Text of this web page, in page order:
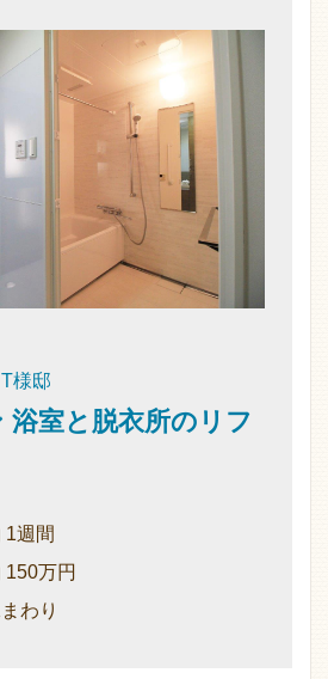
様邸
浴室と脱衣所のリフ
間
万円
わり